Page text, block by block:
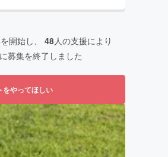
開始し、 48人の支援により
に募集を終了しました
をやってほしい